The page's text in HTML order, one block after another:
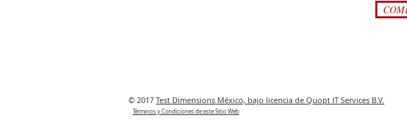
© 2017 Test Dimensions México, bajo licencia de Quopt IT Services B.V.
Términos y Condiciones de este Sitio Web